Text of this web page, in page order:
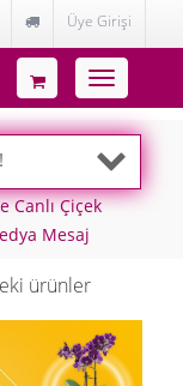
Üye Girişi
Toggle
navigation
Canlı Çiçek
Mesaj
ürünler